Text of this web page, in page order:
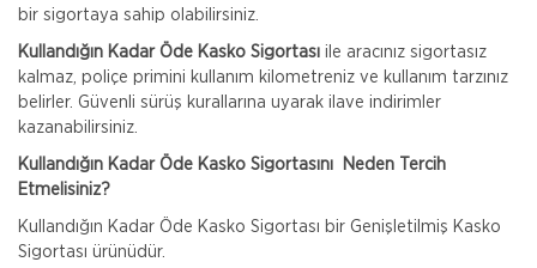
bir sigortaya sahip olabilirsiniz.
Kullandığın Kadar Öde Kasko Sigortası ile aracınız sigortasız
kalmaz, poliçe primini kullanım kilometreniz ve kullanım tarzınız
belirler. Güvenli sürüş kurallarına uyarak ilave indirimler
kazanabilirsiniz.
Kullandığın Kadar Öde Kasko Sigortasını Neden Tercih
Etmelisiniz?
Kullandığın Kadar Öde Kasko Sigortası bir Genişletilmiş Kasko
Sigortası ürünüdür.